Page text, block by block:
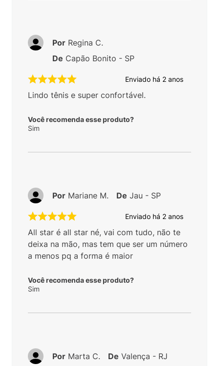
Enviado há 2 anos
Lindo tênis e super confortável.
Você recomenda esse produto?
Sim
Por Regina C.
De Capão Bonito - SP
Enviado há 2 anos
All star é all star né, vai com tudo, não te
deixa na mão, mas tem que ser um número
a menos pq a forma é maior
Você recomenda esse produto?
Sim
Por Mariane M. De Jau - SP
Por Marta C. De Valença - RJ